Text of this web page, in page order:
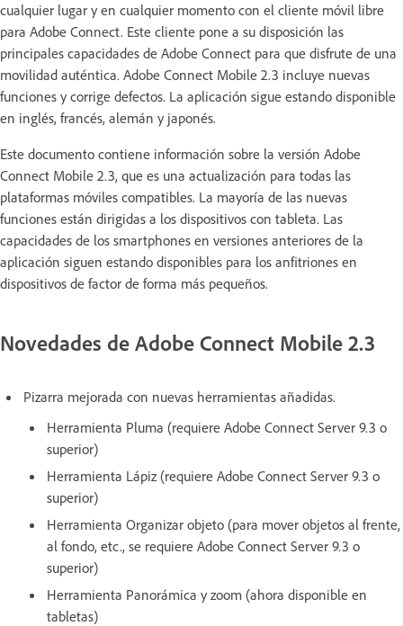
cualquier lugar y en cualquier momento con el cliente móvil libre
para Adobe Connect. Este cliente pone a su disposición las
principales capacidades de Adobe Connect para que disfrute de una
movilidad auténtica. Adobe Connect Mobile 2.3 incluye nuevas
funciones y corrige defectos. La aplicación sigue estando disponible
en inglés, francés, alemán y japonés.
Este documento contiene información sobre la versión Adobe
Connect Mobile 2.3, que es una actualización para todas las
plataformas móviles compatibles. La mayoría de las nuevas
funciones están dirigidas a los dispositivos con tableta. Las
capacidades de los smartphones en versiones anteriores de la
aplicación siguen estando disponibles para los anfitriones en
dispositivos de factor de forma más pequeños.
Novedades de Adobe Connect Mobile 2.3
Pizarra mejorada con nuevas herramientas añadidas.
Herramienta Pluma (requiere Adobe Connect Server 9.3 o
superior)
Herramienta Lápiz (requiere Adobe Connect Server 9.3 o
superior)
Herramienta Organizar objeto (para mover objetos al frente,
al fondo, etc., se requiere Adobe Connect Server 9.3 o
superior)
Herramienta Panorámica y zoom (ahora disponible en
tabletas)